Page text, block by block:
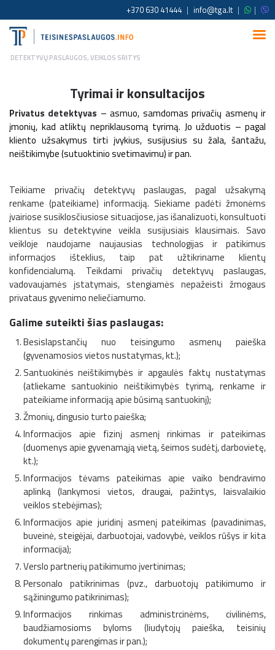
+370 630 41444 | info@tga.lt | |
DETEKTYVŲ PASLAUGOS,VEIKLOS SRITYS
Tyrimai ir konsultacijos
Privatus detektyvas – asmuo, samdomas privačių asmenų ir
įmonių, kad atliktų nepriklausomą tyrimą. Jo užduotis – pagal
kliento užsakymus tirti įvykius, susijusius su žala, šantažu,
neištikimybe (sutuoktinio svetimavimu) ir pan.
Teikiame privačių detektyvų paslaugas, pagal užsakymą
renkame (pateikiame) informaciją. Siekiame padėti žmonėms
įvairiose susiklosčiusiose situacijose, jas išanalizuoti, konsultuoti
klientus su detektyvine veikla susijusiais klausimais. Savo
veikloje naudojame naujausias technologijas ir patikimus
informacjos išteklius, taip pat užtikriname klientų
konfidencialumą. Teikdami privačių detektyvų paslaugas,
vadovaujamės įstatymais, stengiamės nepažeisti žmogaus
privataus gyvenimo neliečiamumo.
Galime suteikti šias paslaugas:
Besislapstančių nuo teisingumo asmenų paieška
(gyvenamosios vietos nustatymas, kt.);
Santuokinės neištikimybės ir apgaulės faktų nustatymas
(atliekame santuokinio neištikimybės tyrimą, renkame ir
pateikiame informaciją apie būsimą santuokinį);
Žmonių, dingusio turto paieška;
Informacijos apie fizinį asmenį rinkimas ir pateikimas
(duomenys apie gyvenamąją vietą, šeimos sudėtį, darbovietę,
kt.);
Informacijos tėvams pateikimas apie vaiko bendravimo
aplinką (lankymosi vietos, draugai, pažintys, laisvalaikio
veiklos stebėjimas);
Informacijos apie juridinį asmenį pateikimas (pavadinimas,
buveinė, steigėjai, darbuotojai, vadovybė, veiklos rūšys ir kita
informacija);
Verslo partnerių patikimumo įvertinimas;
Personalo patikrinimas (pvz., darbuotojų patikimumo ir
sąžiningumo patikrinimas);
Informacijos rinkimas administrcinėms, civilinėms,
baudžiamosioms byloms (liudytojų paieška, teisinių
dokumentų parengimas ir pan.);